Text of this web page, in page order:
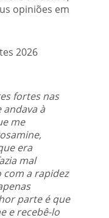
opiniões em
2026
fortes nas
andava à
me
era
mal
a rapidez
parte é que
e recebê-lo